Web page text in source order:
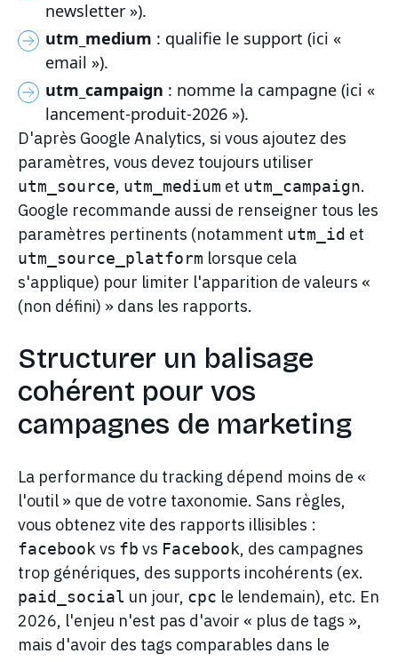
newsletter »).
utm_medium : qualifie le support (ici «
email »).
utm_campaign : nomme la campagne (ici «
lancement-produit-2026 »).
D'après Google Analytics, si vous ajoutez des
paramètres, vous devez toujours utiliser
utm_source, utm_medium et utm_campaign.
Google recommande aussi de renseigner tous les
paramètres pertinents (notamment utm_id et
utm_source_platform lorsque cela
s'applique) pour limiter l'apparition de valeurs «
(non défini) » dans les rapports.
Structurer un balisage
cohérent pour vos
campagnes de marketing
La performance du tracking dépend moins de «
l'outil » que de votre taxonomie. Sans règles,
vous obtenez vite des rapports illisibles :
facebookvs fb vs Facebook, des campagnes
trop génériques, des supports incohérents (ex.
paid_social un jour, cpc le lendemain), etc. En
2026, l'enjeu n'est pas d'avoir « plus de tags »,
mais d'avoir des tags comparables dans le